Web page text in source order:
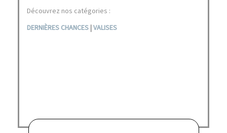
Découvrez nos catégories :
DERNIÈRES CHANCES |VALISES